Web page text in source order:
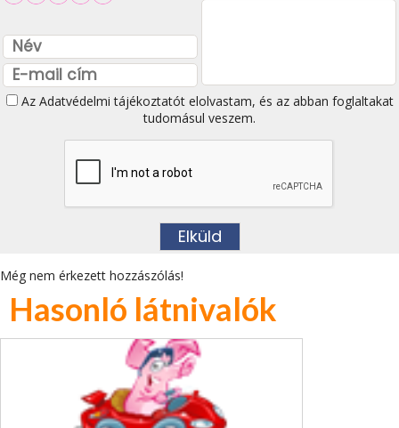
Az Adatvédelmi tájékoztatótelolvastam, és az abban foglaltakat
tudomásul veszem.
Még nem érkezett hozzászólás!
Hasonló látnivalók